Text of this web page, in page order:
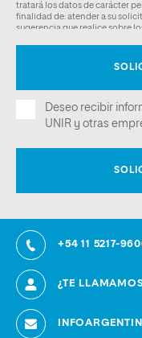
+54 11 5217-
¿TE